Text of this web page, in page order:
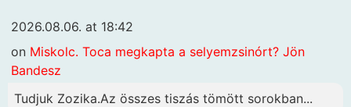
2026.08.06. at 18:42
on Miskolc. Toca megkapta a selyemzsinórt? Jön
Bandesz
Tudjuk Zozika.Az összes tiszás tömött sorokban...